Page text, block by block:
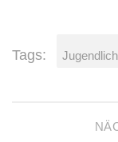
Tags: